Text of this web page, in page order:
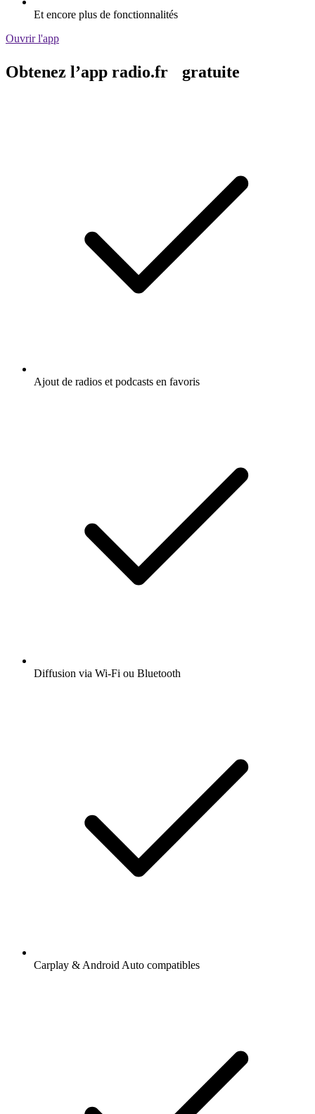
Et encore plus de fonctionnalités
Ouvrir l'app
Obtenez l’app radio.fr gratuite
Ajout de radios et podcasts en favoris
Diffusion via Wi-Fi ou Bluetooth
Carplay & Android Auto compatibles